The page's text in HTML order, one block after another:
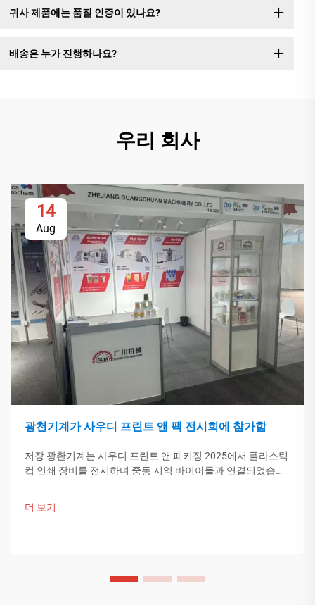
귀사 제품에는 품질 인증이 있나요?
배송은 누가 진행하나요?
우리 회사
14
Aug
광천기계가 사우디 프린트 앤 팩 전시회에 참가함
저장 광촨기계는 사우디 프린트 앤 패키징 2025에서 플라스틱
컵 인쇄 장비를 전시하며 중동 지역 바이어들과 연결되었습니
더 보기